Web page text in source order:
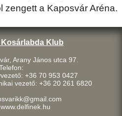
zengett a Kaposvár Aréna.
Klub
Arany János utca 97.
+36 70 953 0427
vezető: +36 20 261 6820